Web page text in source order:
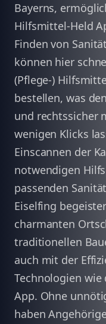
Bayerns,
Hilfsmittel-Held
Finden von
können hier
(Pflege-)
bestellen, was
und rechtssicher
wenigen Klicks
Einscannen der
notwendigen
passenden
Eiselfing
charmanten
traditionellen
auch mit der
Technologien
App. Ohne
haben